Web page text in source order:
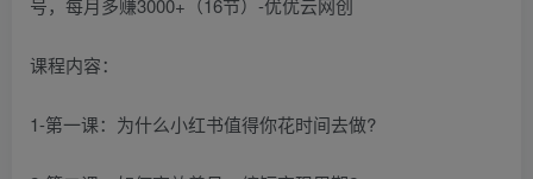
课程内容：
1-第一课：为什么小红书值得你花时间去做?